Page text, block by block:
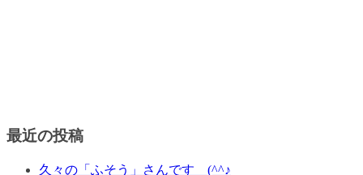
最近の投稿
久々の「ふそう」さんです (^^♪